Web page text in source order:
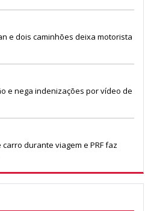
e dois caminhões deixa motorista
e nega indenizações por vídeo de
durante viagem e PRF faz